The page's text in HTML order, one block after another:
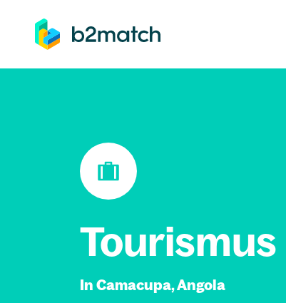
springen
In Camacupa, Angola